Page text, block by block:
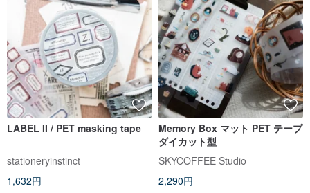
LABEL II / PET masking tape
stationeryinstinct
1,632円
Memory Box マット PET テープ
ダイカット型
SKYCOFFEE Studio
2,290円